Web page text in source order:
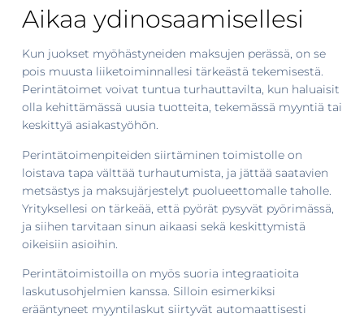
Aikaa ydinosaamisellesi
Kun juokset myöhästyneiden maksujen perässä, on se
pois muusta liiketoiminnallesi tärkeästä tekemisestä.
Perintätoimet voivat tuntua turhauttavilta, kun haluaisit
olla kehittämässä uusia tuotteita, tekemässä myyntiä tai
keskittyä asiakastyöhön.
Perintätoimenpiteiden siirtäminen toimistolle on
loistava tapa välttää turhautumista, ja jättää saatavien
metsästys ja maksujärjestelyt puolueettomalle taholle.
Yrityksellesi on tärkeää, että pyörät pysyvät pyörimässä,
ja siihen tarvitaan sinun aikaasi sekä keskittymistä
oikeisiin asioihin.
Perintätoimistoilla on myös suoria integraatioita
laskutusohjelmien kanssa. Silloin esimerkiksi
erääntyneet myyntilaskut siirtyvät automaattisesti